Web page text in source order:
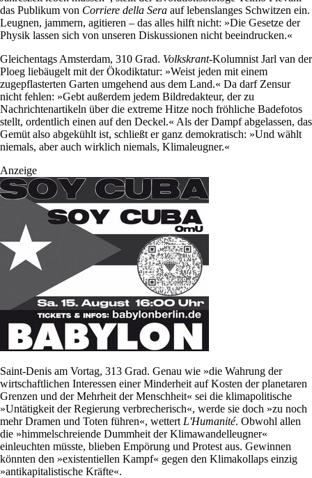
das Publikum von Corriere della Sera auf lebenslanges Schwitzen ein.
Leugnen, jammern, agitieren – das alles hilft nicht: »Die Gesetze der
Physik lassen sich von unseren Diskussionen nicht beeindrucken.«
Gleichentags Amsterdam, 310 Grad. Volkskrant-Kolumnist Jarl van der
Ploeg liebäugelt mit der Ökodiktatur: »Weist jeden mit einem
zugepflasterten Garten umgehend aus dem Land.« Da darf Zensur
nicht fehlen: »Gebt außerdem jedem Bildredakteur, der zu
Nachrichtenartikeln über die extreme Hitze noch fröhliche Badefotos
stellt, ordentlich einen auf den Deckel.« Als der Dampf abgelassen, das
Gemüt also abgekühlt ist, schließt er ganz demokratisch: »Und wählt
niemals, aber auch wirklich niemals, Klimaleugner.«
Anzeige
Saint-Denis am Vortag, 313 Grad. Genau wie »die Wahrung der
wirtschaftlichen Interessen einer Minderheit auf Kosten der planetaren
Grenzen und der Mehrheit der Menschheit« sei die klimapolitische
»Untätigkeit der Regierung verbrecherisch«, werde sie doch »zu noch
mehr Dramen und Toten führen«, wettert L'Humanité. Obwohl allen
die »himmelschreiende Dummheit der Klimawandelleugner«
einleuchten müsste, blieben Empörung und Protest aus. Gewinnen
könnten den »existentiellen Kampf« gegen den Klimakollaps einzig
»antikapitalistische Kräfte«.